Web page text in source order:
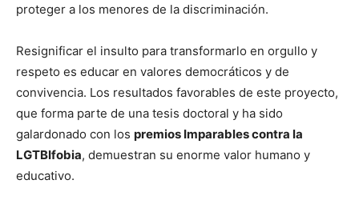
proteger a los menores de la discriminación.
Resignificar el insulto para transformarlo en orgullo y
respeto es educar en valores democráticos y de
convivencia. Los resultados favorables de este proyecto,
que forma parte de una tesis doctoral y ha sido
galardonado con los premios Imparables contra la
LGTBIfobia, demuestran su enorme valor humano y
educativo.